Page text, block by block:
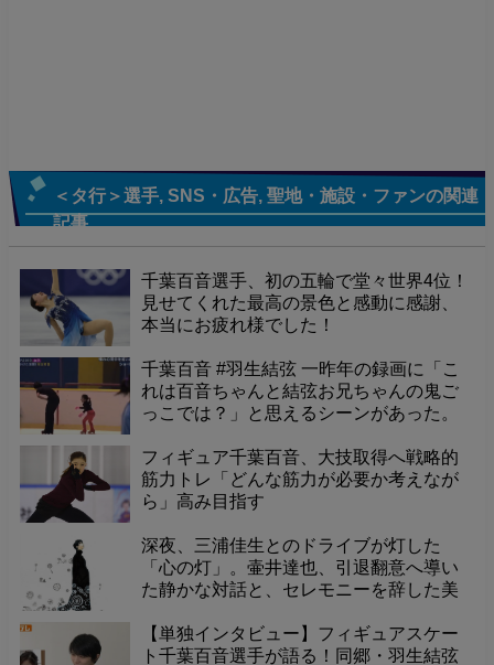
＜タ行＞選手 SNS・広告 聖地・施設・ファンの関連
記事
千葉百音選手、初の五輪で堂々世界4位！
見せてくれた最高の景色と感動に感謝、
本当にお疲れ様でした！
千葉百音 #羽生結弦 一昨年の録画に「こ
れは百音ちゃんと結弦お兄ちゃんの鬼ご
っこでは？」と思えるシーンがあった。
お兄ちゃん、素敵だな～ 「小さな千葉が
リンクで懸命に滑って逃げると、
フィギュア千葉百音、大技取得へ戦略的
筋力トレ「どんな筋力が必要か考えなが
ら」高み目指す
深夜、三浦佳生とのドライブが灯した
「心の灯」。壷井達也、引退翻意へ導い
た静かな対話と、セレモニーを辞した美
【単独インタビュー】フィギュアスケー
ト千葉百音選手が語る！同郷・羽生結弦